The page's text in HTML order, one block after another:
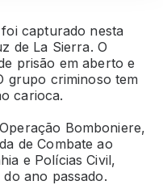
capturado nesta
de La Sierra. O
prisão em aberto e
grupo criminoso tem
carioca.
Bomboniere,
de Combate ao
e Polícias Civil,
ano passado.